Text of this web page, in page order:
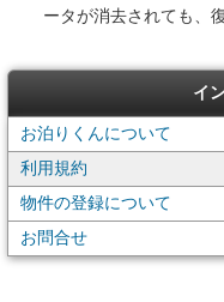
ータが消去されても、
イ
お泊りくんについて
利用規約
物件の登録について
お問合せ